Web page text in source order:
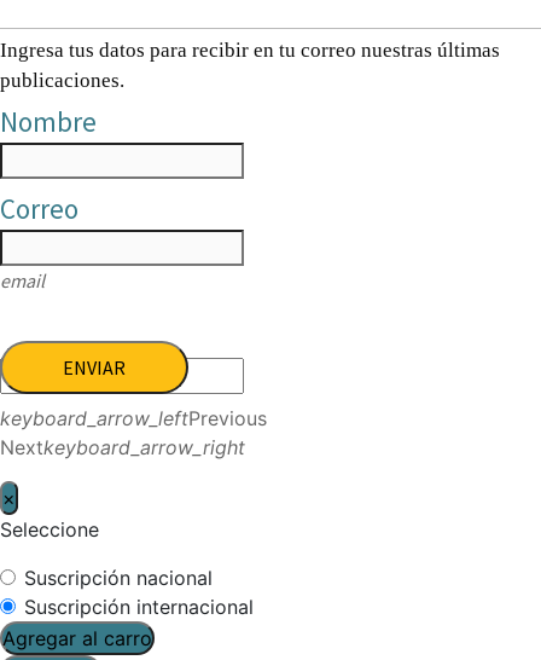
Ingresa tus datos para recibir en tu correo nuestras últimas
publicaciones.
Nombre
Correo
email
ENVIAR
keyboard_arrow_leftPrevious
Nextkeyboard_arrow_right
×
Seleccione
Suscripción nacional
Suscripción internacional
Agregar al carro